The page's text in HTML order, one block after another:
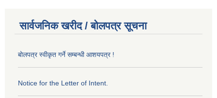
सार्वजनिक खरीद / बोलपत्र सूचना
बोलपत्र स्वीकृत गर्ने सम्बन्धी आशयपत्र !
Notice for the Letter of Intent.